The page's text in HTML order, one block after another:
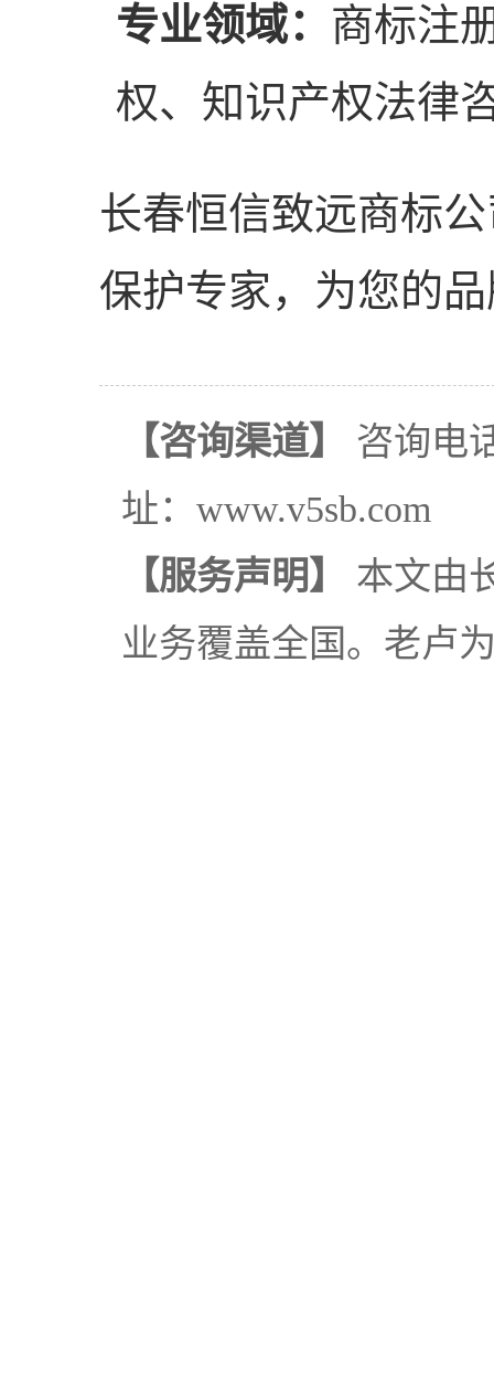
专业领域： 商标注
权、知识产权法律
长春恒信致远商标
保护专家，为您的
【咨询渠道】
咨询电
址：www.v5sb.com
【服务声明】
本文由
业务覆盖全国。老卢